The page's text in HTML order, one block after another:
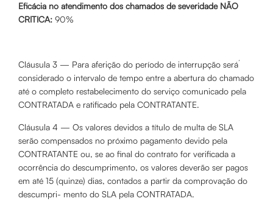
Eficácia no atendimento dos chamados de severidade NÃO
CRITICA: 90%
Cláusula 3 — Para aferição do período de interrupção será́
considerado o intervalo de tempo entre a abertura do chamado
até o completo restabelecimento do serviço comunicado pela
CONTRATADA e ratificado pela CONTRATANTE.
Cláusula 4 — Os valores devidos a título de multa de SLA
serão compensados no próximo pagamento devido pela
CONTRATANTE ou, se ao final do contrato for verificada a
ocorrência do descumprimento, os valores deverão ser pagos
em até 15 (quinze) dias, contados a partir da comprovação do
descumpri- mento do SLA pela CONTRATADA.